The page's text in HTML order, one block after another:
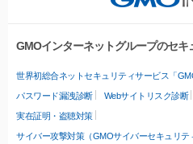
GMOインターネットグループのセキ
世界初総合ネットセキュリティサービス「
パスワード漏洩診断 Webサイトリスク診断
実在証明・盗聴対策
サイバー攻撃対策（GMOサイバーセキュリテ